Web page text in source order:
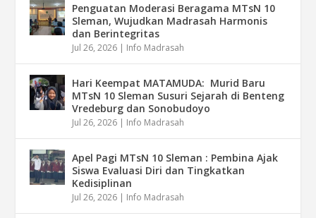
Penguatan Moderasi Beragama MTsN 10
Sleman, Wujudkan Madrasah Harmonis
dan Berintegritas
Jul 26, 2026 | Info Madrasah
Hari Keempat MATAMUDA: Murid Baru
MTsN 10 Sleman Susuri Sejarah di Benteng
Vredeburg dan Sonobudoyo
Jul 26, 2026 | Info Madrasah
Apel Pagi MTsN 10 Sleman : Pembina Ajak
Siswa Evaluasi Diri dan Tingkatkan
Kedisiplinan
Jul 26, 2026 | Info Madrasah